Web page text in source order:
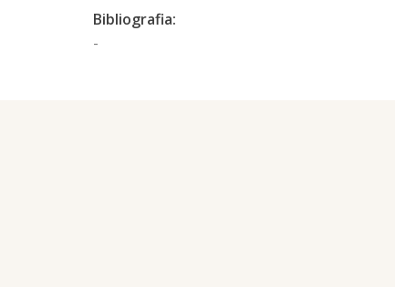
Bibliografia:
-